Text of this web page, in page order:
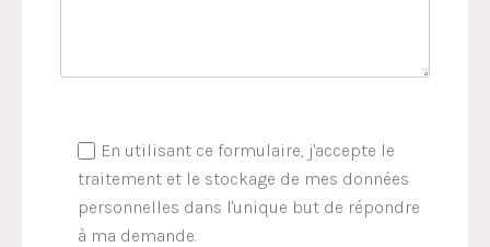
En utilisant ce formulaire, j'accepte le
traitement et le stockage de mes données
personnelles dans l'unique but de répondre
à ma demande.